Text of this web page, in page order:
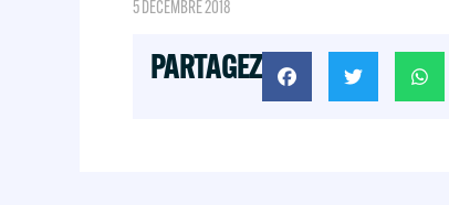
5 DÉCEMBRE 2018
PARTAGEZ